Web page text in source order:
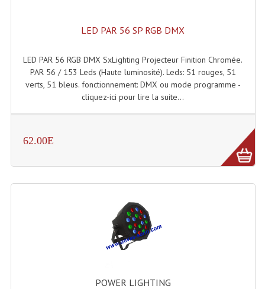
Microphone PA & Micro Pupitre
Projecteurs De Son
Sono: Conférences Securité Visite Guidée
Sonorisation Securité EN-54
Système Boucle Magnétique
Structures, Pieds, Ponts...
LED PAR 56 SP RGB DMX
LED PAR 56 RGB DMX SxLighting Projecteur Finition Chromée.
PAR 56 / 153 Leds (Haute luminosité). Leds: 51 rouges, 51
verts, 51 bleus. fonctionnement: DMX ou mode programme -
cliquez-ici pour lire la suite...
62.00E
POWER LIGHTING